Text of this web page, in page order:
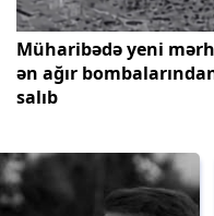
Müharibədə yeni
ən ağır
salıb